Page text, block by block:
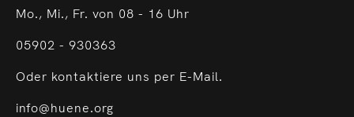
Mo., Mi., Fr. von 08 - 16 Uhr
05902 - 930363
Oder kontaktiere uns per E-Mail.
info@huene.org